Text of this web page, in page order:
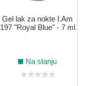
Gel lak za nokte I.Am
197 "Royal Blue" - 7 ml
Na stanju